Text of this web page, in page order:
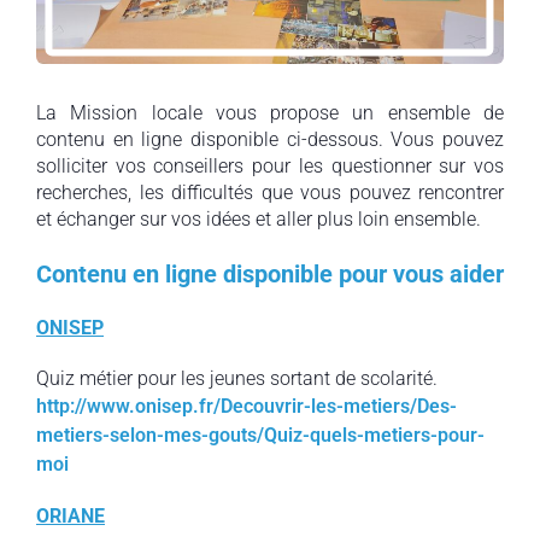
La Mission locale vous propose un ensemble de
contenu en ligne disponible ci-dessous. Vous pouvez
solliciter vos conseillers pour les questionner sur vos
recherches, les difficultés que vous pouvez rencontrer
et échanger sur vos idées et aller plus loin ensemble.
Contenu en ligne disponible pour vous aider
ONISEP
Quiz métier pour les jeunes sortant de scolarité.
http://www.onisep.fr/Decouvrir-les-metiers/Des-
metiers-selon-mes-gouts/Quiz-quels-metiers-pour-
moi
ORIANE